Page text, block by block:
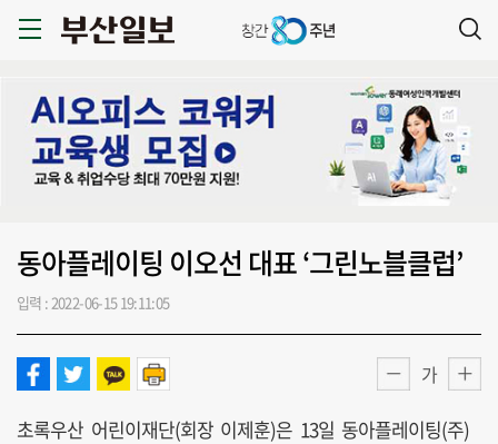
동아플레이팅 이오선 대표 ‘그린노블클럽’
입력 : 2022-06-15 19:11:05
가
초록우산 어린이재단(회장 이제훈)은 13일 동아플레이팅(주)